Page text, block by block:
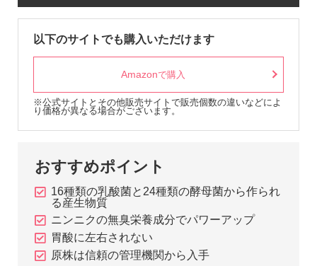
以下のサイトでも購入いただけます
Amazonで購入
※公式サイトとその他販売サイトで販売個数の違いなどによ
り価格が異なる場合がございます。
おすすめポイント
16種類の乳酸菌と24種類の酵母菌から作られ
る産生物質
ニンニクの無臭栄養成分でパワーアップ
胃酸に左右されない
原株は信頼の管理機関から入手